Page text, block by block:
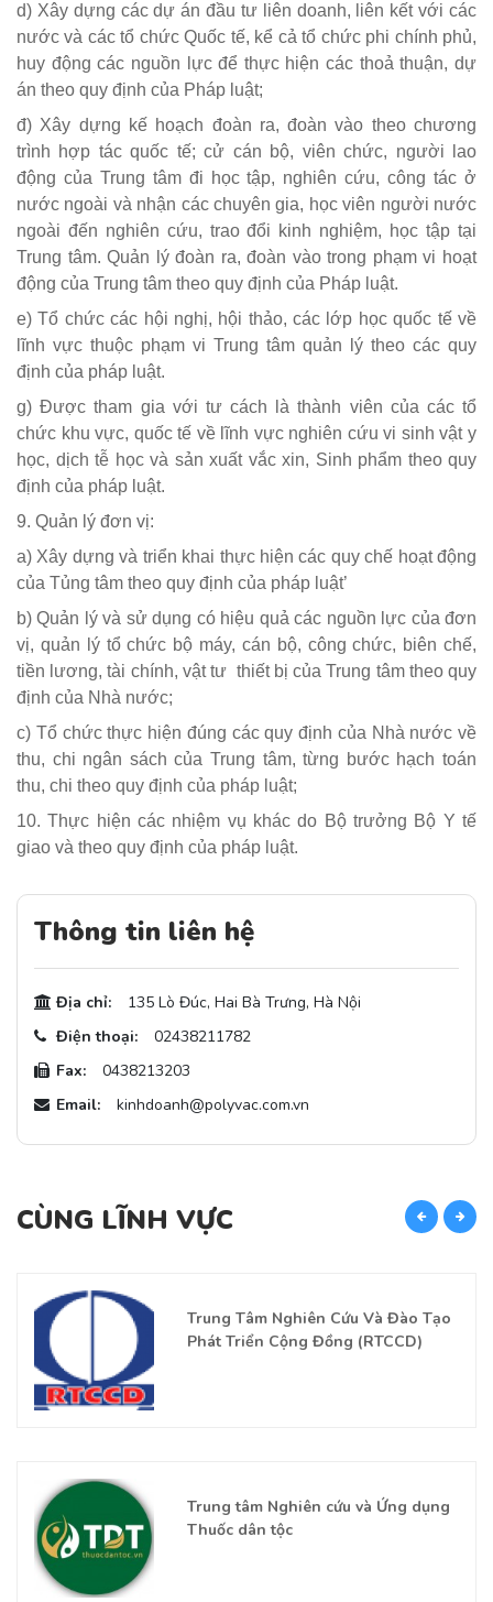
d) Xây dựng các dự án đầu tư liên doanh, liên kết với các
nước và các tổ chức Quốc tế, kể cả tổ chức phi chính phủ,
huy động các nguồn lực để thực hiện các thoả thuận, dự
án theo quy định của Pháp luật;
đ) Xây dựng kế hoạch đoàn ra, đoàn vào theo chương
trình hợp tác quốc tế; cử cán bộ, viên chức, người lao
động của Trung tâm đi học tập, nghiên cứu, công tác ở
nước ngoài và nhận các chuyên gia, học viên người nước
ngoài đến nghiên cứu, trao đổi kinh nghiệm, học tập tại
Trung tâm. Quản lý đoàn ra, đoàn vào trong phạm vi hoạt
động của Trung tâm theo quy định của Pháp luật.
e) Tổ chức các hội nghị, hội thảo, các lớp học quốc tế về
lĩnh vực thuộc phạm vi Trung tâm quản lý theo các quy
định của pháp luật.
g) Được tham gia với tư cách là thành viên của các tổ
chức khu vực, quốc tế về lĩnh vực nghiên cứu vi sinh vật y
học, dịch tễ học và sản xuất vắc xin, Sinh phẩm theo quy
định của pháp luật.
9. Quản lý đơn vị:
a) Xây dựng và triển khai thực hiện các quy chế hoạt động
của Tủng tâm theo quy định của pháp luật’
b) Quản lý và sử dụng có hiệu quả các nguồn lực của đơn
vị, quản lý tổ chức bộ máy, cán bộ, công chức, biên chế,
tiền lương, tài chính, vật tư thiết bị của Trung tâm theo quy
định của Nhà nước;
c) Tổ chức thực hiện đúng các quy định của Nhà nước về
thu, chi ngân sách của Trung tâm, từng bước hạch toán
thu, chi theo quy định của pháp luật;
10. Thực hiện các nhiệm vụ khác do Bộ trưởng Bộ Y tế
giao và theo quy định của pháp luật.
Thông tin liên hệ
Địa chỉ:
135 Lò Đúc, Hai Bà Trưng, Hà Nội
Điện thoại:
02438211782
Fax:
0438213203
Email:
kinhdoanh@polyvac.com.vn
CÙNG LĨNH VỰC
Trung Tâm Nghiên Cứu Và Đào Tạo
Phát Triển Cộng Đồng (RTCCD)
Trung tâm Nghiên cứu và Ứng dụng
Thuốc dân tộc